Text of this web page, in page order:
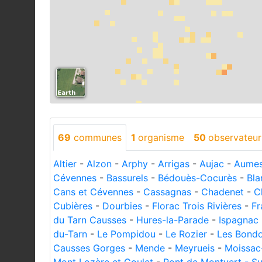
69 communes 1 organisme 50
Altier - Alzon - Arphy - Arrigas - Aujac -
Cévennes - Bassurels - Bédouès-Cocurès -
Cans et Cévennes - Cassagnas - Chadenet -
Cubières - Dourbies - Florac Trois Rivières -
du Tarn Causses - Hures-la-Parade - Ispagnac
du-Tarn - Le Pompidou - Le Rozier - Les
Causses Gorges - Mende - Meyrueis -